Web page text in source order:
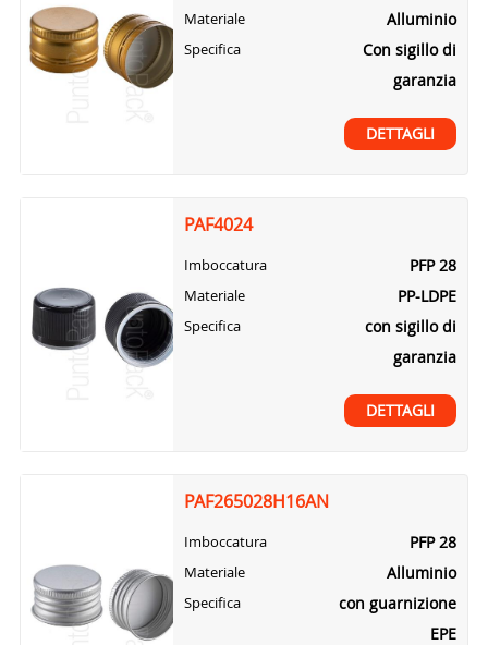
Materiale Alluminio
Specifica
Con sigillo di
garanzia
DETTAGLI
PAF4024
Imboccatura PFP 28
Materiale PP-LDPE
Specifica
con sigillo di
garanzia
DETTAGLI
PAF265028H16AN
Imboccatura PFP 28
Materiale Alluminio
Specifica
con guarnizione
EPE